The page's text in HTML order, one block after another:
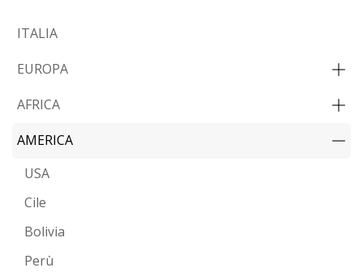
ITALIA
EUROPA
AFRICA
AMERICA
USA
Cile
Bolivia
Perù